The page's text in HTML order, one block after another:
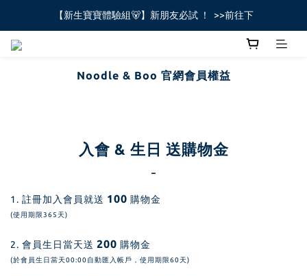
全館不限金額免運費🚚
【新生寶寶體驗組🐻】新朋友必試 ！  >>前往下
Noodle & Boo 官網會員權益
入會 & 生日 送購物金
-
1. 註冊加入會員就送 100 購物金
(使用期限365天)
2. 會員生日當天送 200 購物金
(於會員生日當天00:00自動匯入帳戶，使用期限60天)